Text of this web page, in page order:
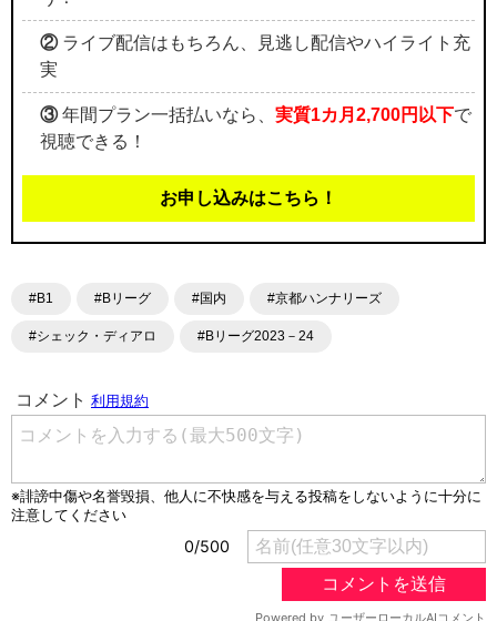
②ライブ配信はもちろん、見逃し配信やハイライト充
実
③年間プラン一括払いなら、 実質1カ月2,700円以下で
視聴できる！
お申し込みはこちら！
#B1 #Bリーグ #国内 #京都ハンナリーズ
#シェック・ディアロ #Bリーグ2023－24